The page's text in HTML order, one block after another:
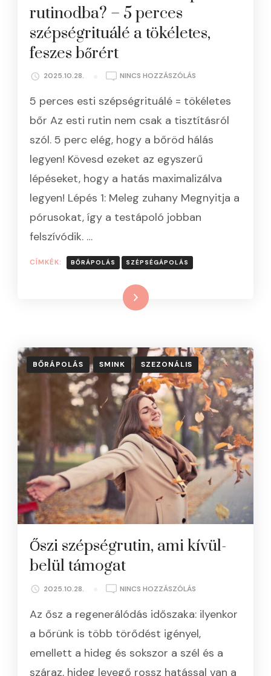
rutinodba? – 5 perces
szépségrituálé a tökéletes,
feszes bőrért
2025.10.28. NINCS HOZZÁSZÓLÁS
ÉPÍTSD
A
KRÉMEZÉST
MINDENNAPI
RUTINODBA?
5
PERCES
5 perces esti szépségrituálé = tökéletes
bőr Az esti rutin nem csak a tisztításról
szól. 5 perc elég, hogy a bőröd hálás
legyen! Kövesd ezeket az egyszerű
lépéseket, hogy a hatás maximalizálva
legyen! Lépés 1: Meleg zuhany Megnyitja a
pórusokat, így a testápoló jobban
felszívódik. …
CÍMKÉK: BŐRÁPOLÁS SZÉPSÉGÁPOLÁS
Tovább
BŐRÁPOLÁS SMINK SZEZONÁLIS
Őszi szépségrutin, ami kívül-
belül támogat
2025.10.28. NINCS HOZZÁSZÓLÁS
SZÉPSÉGRUTIN,
KÍVÜL-
BELÜL
Az ősz a regenerálódás időszaka: ilyenkor
a bőrünk is több törődést igényel,
emellett a hideg és sokszor a szél és a
száraz, hideg levegő rossz hatással van a